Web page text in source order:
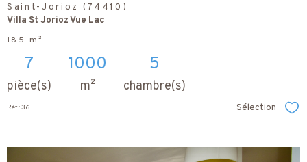
Saint-Jorioz (74410)
Villa St Jorioz Vue Lac
185 m²
7
pièce(s)
1000
m²
5
chambre(s)
Réf : 36 Sélection